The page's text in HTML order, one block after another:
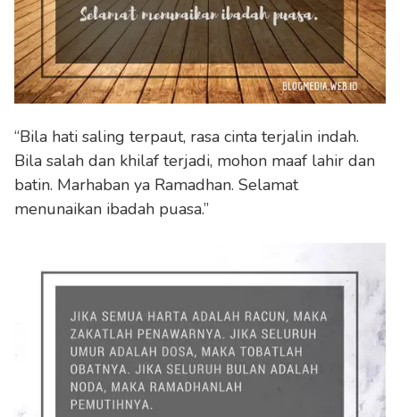
“Bila hati saling terpaut, rasa cinta terjalin indah.
Bila salah dan khilaf terjadi, mohon maaf lahir dan
batin. Marhaban ya Ramadhan. Selamat
menunaikan ibadah puasa.”